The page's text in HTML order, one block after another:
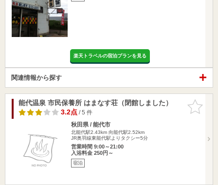
楽天トラベルの宿泊プランを見る
関連情報から探す
お気に入
りに追加
能代温泉 市民保養所 はまなす荘（閉館しました）
3.2点/ 5 件
秋田県 / 能代市
北能代駅2.43km 向能代駅2.52km
JR奥羽線東能代駅よりタクシー5分
営業時間 9:00～21:00
入浴料金 250円～
宿泊